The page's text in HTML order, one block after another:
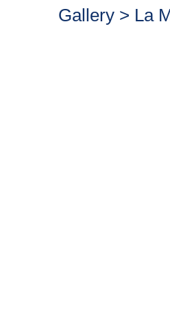
Gallery > La